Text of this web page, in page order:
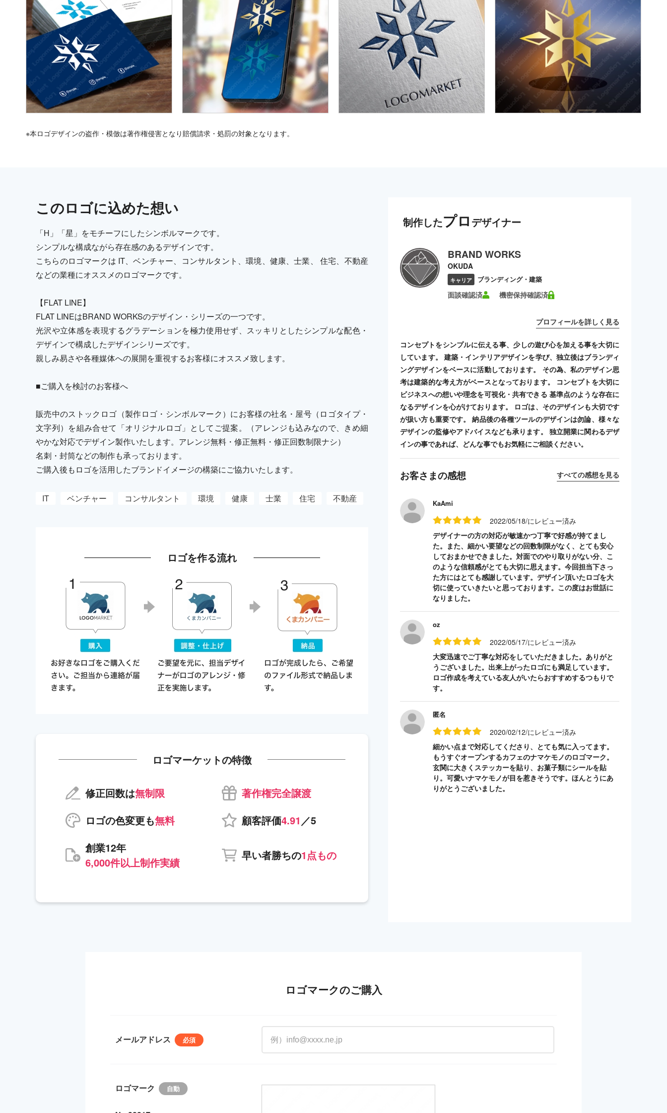
※本ロゴデザインの盗作・模倣は著作権侵害となり賠償請求・処罰の対象となります。
このロゴに込めた想い
「H」「星」をモチーフにしたシンボルマークです。
シンプルな構成ながら存在感のあるデザインです。
こちらのロゴマークは IT、ベンチャー、コンサルタント、環境、健康、士業、 住宅、不動産
などの業種にオススメのロゴマークです。
【FLAT LINE】
FLAT LINEはBRAND WORKSのデザイン・シリーズの一つです。
光沢や立体感を表現するグラデーションを極力使用せず、スッキリとしたシンプルな配色・
デザインで構成したデザインシリーズです。
親しみ易さや各種媒体への展開を重視するお客様にオススメ致します。
■ご購入を検討のお客様へ
販売中のストックロゴ（製作ロゴ・シンボルマーク）にお客様の社名・屋号（ロゴタイプ・
文字列）を組み合せて「オリジナルロゴ」としてご提案。（アレンジも込みなので、きめ細
やかな対応でデザイン製作いたします。アレンジ無料・修正無料・修正回数制限ナシ）
名刺・封筒などの制作も承っております。
ご購入後もロゴを活用したブランドイメージの構築にご協力いたします。
IT ベンチャー コンサルタント 環境 健康 士業 住宅 不動産
ロゴを作る流れ
ロゴマーケットの特徴
修正回数は無制限
著作権完全譲渡
ロゴの色変更も無料 顧客評価4.91 ／5
創業12年
6,000件以上制作実績
早い者勝ちの1点もの
制作したプロ デザイナー
BRAND WORKS
OKUDA
キャリア ブランディング・建築
面談確認済 機密保持確認済
プロフィールを詳しく見る
コンセプトをシンプルに伝える事、少しの遊び心を加える事を大切に
しています。 建築・インテリアデザインを学び、独立後はブランディ
ングデザインをベースに活動しております。 その為、私のデザイン思
考は建築的な考え方がベースとなっております。 コンセプトを大切に
ビジネスへの想いや理念を可視化・共有できる 基準点のような存在に
なるデザインを心がけております。 ロゴは、そのデザインも大切です
が扱い方も重要です。 納品後の各種ツールのデザインは勿論、様々な
デザインの監修やアドバイスなども承ります。 独立開業に関わるデザ
インの事であれば、どんな事でもお気軽にご相談ください。
お客さまの感想 すべての感想を見る
KaAmi
2022/05/18/にレビュー済み
デザイナーの方の対応が敏速かつ丁寧で好感が持てまし
た。また、細かい要望などの回数制限がなく、とても安心
しておまかせできました。対面でのやり取りがない分、こ
のような信頼感がとても大切に思えます。今回担当下さっ
た方にはとても感謝しています。デザイン頂いたロゴを大
切に使っていきたいと思っております。この度はお世話に
なりました。
oz
2022/05/17/にレビュー済み
大変迅速でご丁寧な対応をしていただきました。ありがと
うございました。出来上がったロゴにも満足しています。
ロゴ作成を考えている友人がいたらおすすめするつもりで
す。
匿名
2020/02/12/にレビュー済み
細かい点まで対応してくださり、とても気に入ってます。
もうすぐオープンするカフェのナマケモノのロゴマーク。
玄関に大きくステッカーを貼り、お菓子類にシールを貼
り。可愛いナマケモノが目を惹きそうです。ほんとうにあ
りがとうございました。
ロゴマークのご購入
メールアドレス
ロゴマーク